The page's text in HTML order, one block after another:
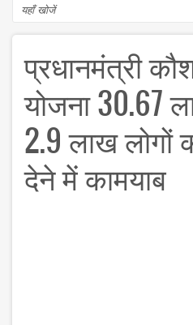
Search
प्रधानमंत्री
योजना 30.67
2.9 लाख लोगों
देने में कामयाब